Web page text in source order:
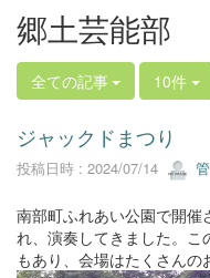
郷土芸能部
全ての記事 10件
ジャックドまつり
投稿日時 : 2024/07/14
南部町ふれあい公園で開催
れ、演奏してきました。こ
もあり、会場はたくさんの